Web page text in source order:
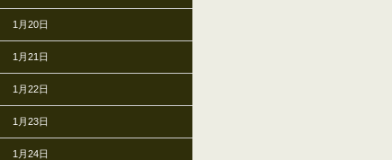
1月20日
1月21日
1月22日
1月23日
1月24日